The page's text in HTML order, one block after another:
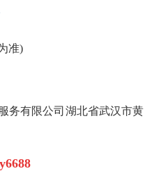
准)
务有限公司 湖北省武汉市黄